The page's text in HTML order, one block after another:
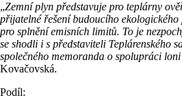
„Zemní plyn představuje pro teplárny
přijatelné řešení budoucího ekologického
pro splnění emisních limitů. To je
se shodli i s představiteli Teplárenského
společného memoranda o spolupráci
Kovačovská.
Podíl: